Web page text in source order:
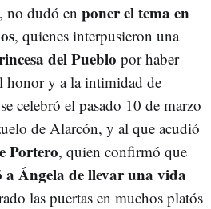
no dudó en poner el tema en
, quienes interpusieron una
del Pueblo por haber
honor y a la intimidad de
celebró el pasado 10 de marzo
de Alarcón, y al que acudió
Portero, quien confirmó que
a Ángela de llevar una vida
las puertas en muchos platós